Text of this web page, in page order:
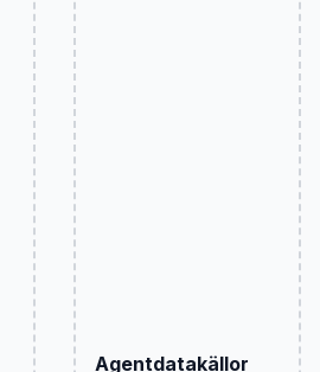
Agentdatakällor